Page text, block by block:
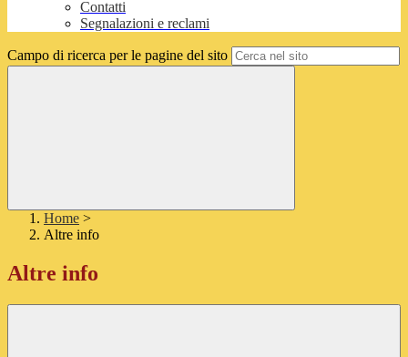
Contatti
Segnalazioni e reclami
Campo di ricerca per le pagine del sito
Home >
Altre info
Altre info